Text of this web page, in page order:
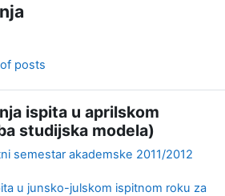
posts
ispita u aprilskom
studijska modela)
semestar akademske 2011/2012
u junsko-julskom ispitnom roku za